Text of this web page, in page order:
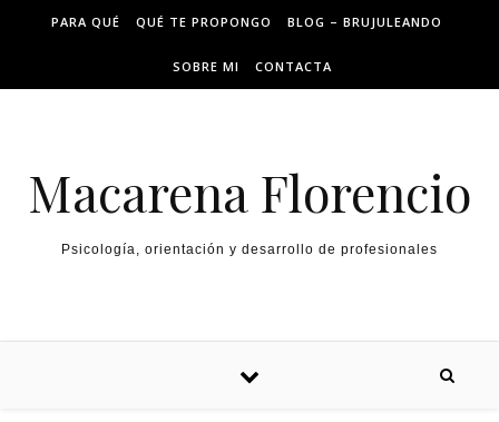
PARA QUÉ QUÉ TE PROPONGO BLOG – BRUJULEANDO
SOBRE MI CONTACTA
Macarena Florencio
Psicología, orientación y desarrollo de profesionales